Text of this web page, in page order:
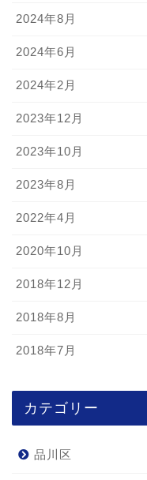
2024年8月
2024年6月
2024年2月
2023年12月
2023年10月
2023年8月
2022年4月
2020年10月
2018年12月
2018年8月
2018年7月
カテゴリー
品川区